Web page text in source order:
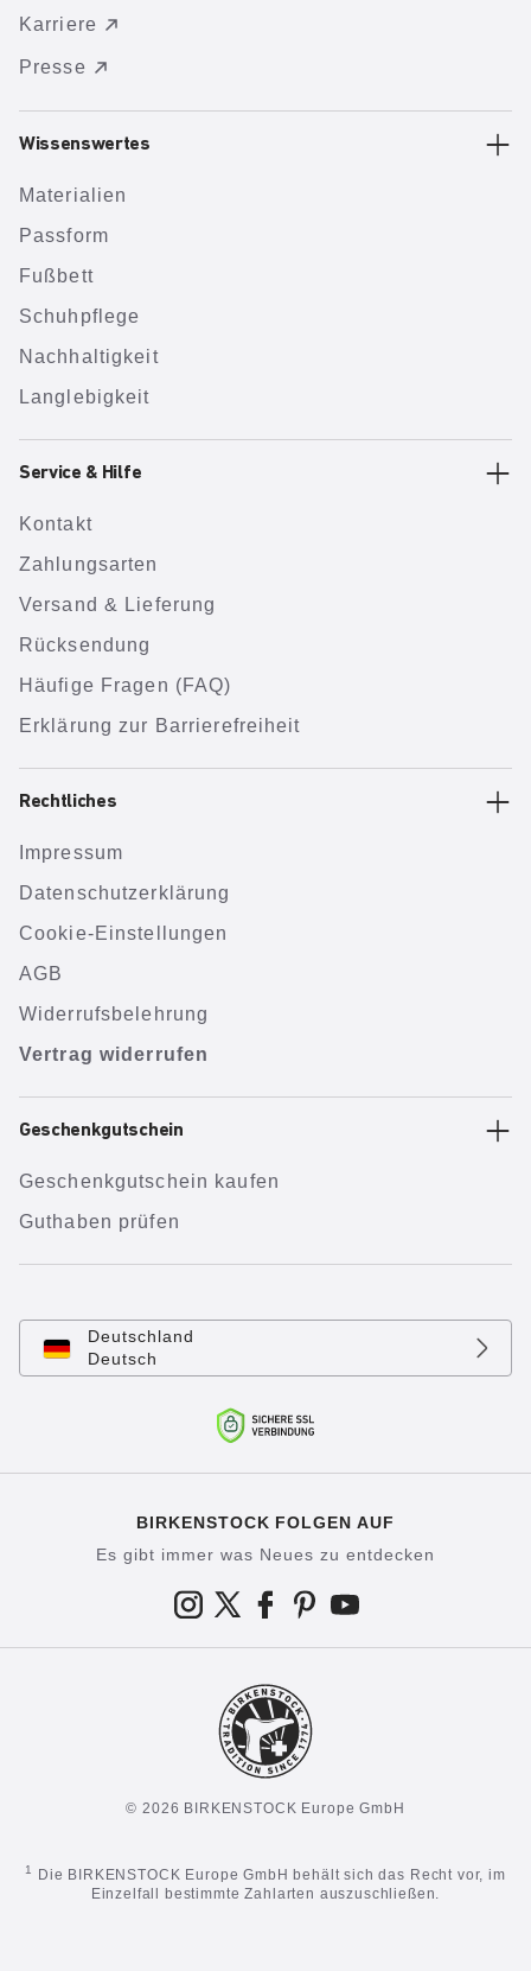
Karriere
Presse
Wissenswertes
Materialien
Passform
Fußbett
Schuhpflege
Nachhaltigkeit
Langlebigkeit
Service & Hilfe
Kontakt
Zahlungsarten
Versand & Lieferung
Rücksendung
Häufige Fragen (FAQ)
Erklärung zur Barrierefreiheit
Rechtliches
Impressum
Datenschutzerklärung
Cookie-Einstellungen
AGB
Widerrufsbelehrung
Vertrag widerrufen
Geschenkgutschein
Geschenkgutschein kaufen
Guthaben prüfen
Deutschland
Deutsch
BIRKENSTOCK FOLGEN AUF
Es gibt immer was Neues zu entdecken
© 2026 BIRKENSTOCK Europe GmbH
1
Die BIRKENSTOCK Europe GmbH behält sich das Recht vor, im
Einzelfall bestimmte Zahlarten auszuschließen.